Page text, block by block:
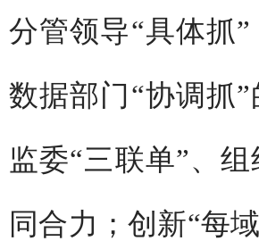
分管领导“具体抓
数据部门“协调抓
监委“三联单”、
同合力；创新“每